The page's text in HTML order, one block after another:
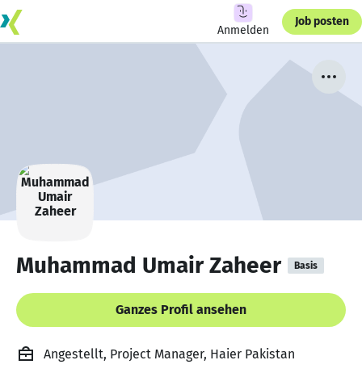
Anmelden
Job posten
Muhammad Umair Zaheer Basis
Ganzes Profil ansehen
Angestellt, Project Manager, Haier Pakistan